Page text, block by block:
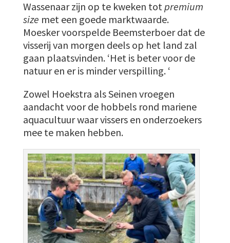
Wassenaar zijn op te kweken totpremium
size met een goede marktwaarde.
Moesker voorspelde Beemsterboer dat de
visserij van morgen deels op het land zal
gaan plaatsvinden. ‘Het is beter voor de
natuur en er is minder verspilling. ‘
Zowel Hoekstra als Seinen vroegen
aandacht voor de hobbels rond mariene
aquacultuur waar vissers en onderzoekers
mee te maken hebben.